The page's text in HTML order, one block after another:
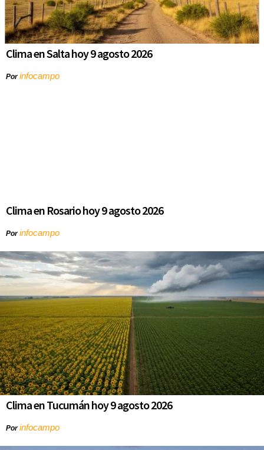
Clima en Salta hoy 9 agosto 2026
Porinfocampo
Clima en Rosario hoy 9 agosto 2026
Porinfocampo
Clima en Tucumán hoy 9 agosto 2026
Porinfocampo